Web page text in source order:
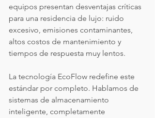
equipos presentan desventajas críticas
para una residencia de lujo: ruido
excesivo, emisiones contaminantes,
altos costos de mantenimiento y
tiempos de respuesta muy lentos.
La tecnología EcoFlow redefine este
estándar por completo. Hablamos de
sistemas de almacenamiento
inteligente, completamente